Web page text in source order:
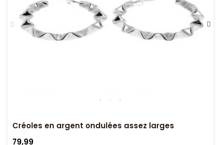
Créoles en argent ondulées assez larges
79,99